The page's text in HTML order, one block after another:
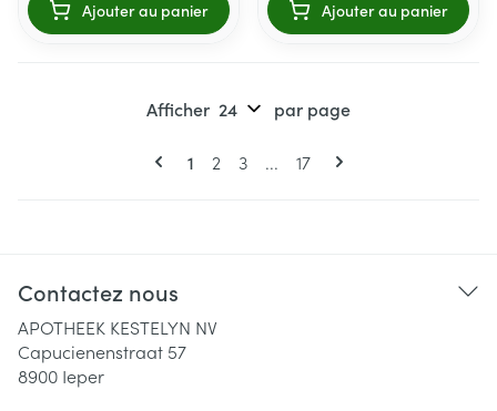
Ajouter au panier Ajouter au panier
Vous lisez actuellement la page
1 Page
2 Page
3 ... Page
17
Afficher par page
Contactez nous
APOTHEEK KESTELYN NV
Capucienenstraat 57
8900 Ieper